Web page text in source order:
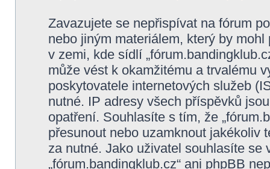
Zavazujete se nepřispívat na fórum
nebo jiným materiálem, který by
v zemi, kde sídlí
může vést k okamžitému a trvalému
poskytovatele internetových služeb
nutné. IP adresy všech příspěvků
opatření. Souhlasíte s tím, že
přesunout nebo uzamknout jakékoliv
za nutné. Jako uživatel souhlasíte
„fórum.bandingklub.cz“ ani phpBB